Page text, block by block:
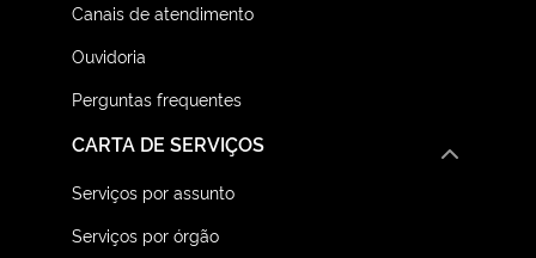
Canais de atendimento
Ouvidoria
Perguntas frequentes
CARTA DE SERVIÇOS
Serviços por assunto
Serviços por órgão